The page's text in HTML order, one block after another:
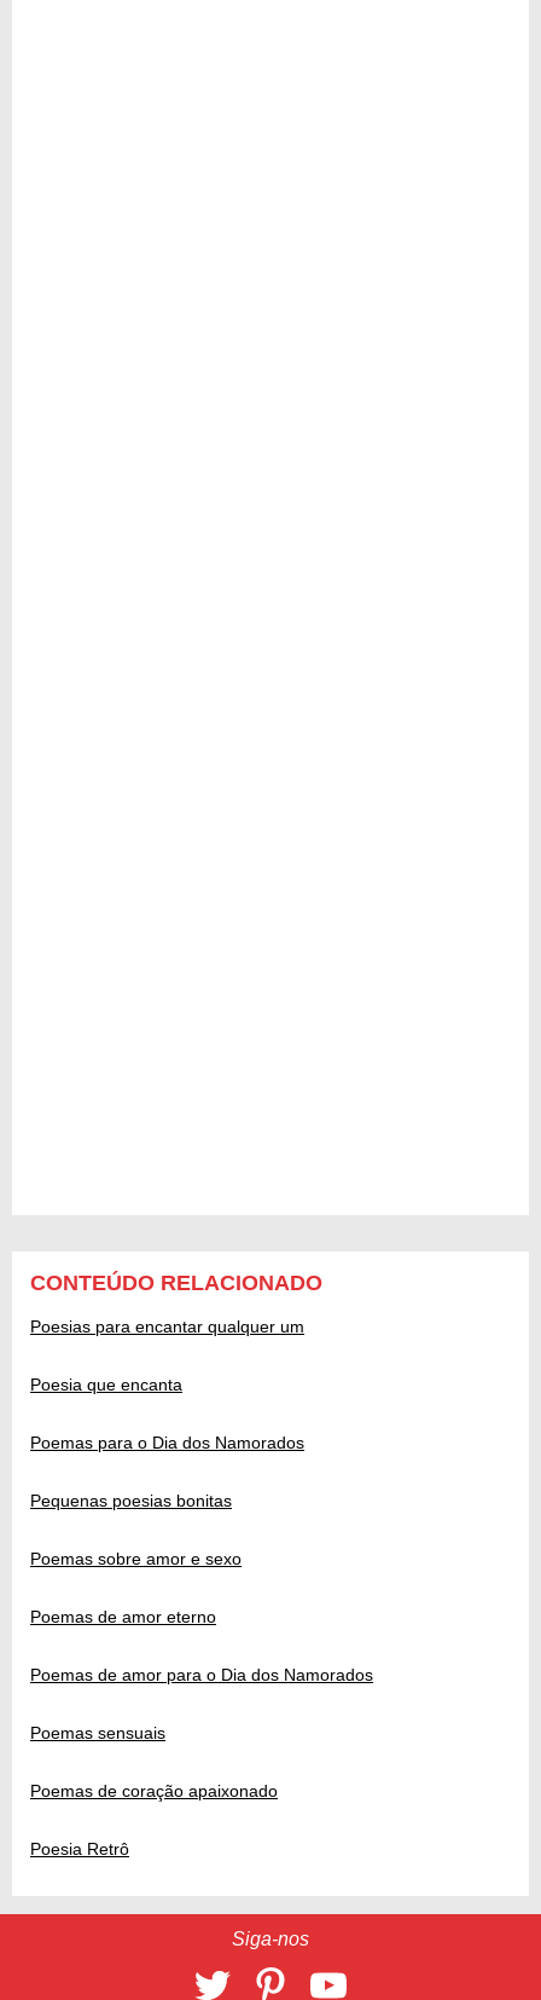
CONTEÚDO RELACIONADO
Poesias para encantar qualquer um
Poesia que encanta
Poemas para o Dia dos Namorados
Pequenas poesias bonitas
Poemas sobre amor e sexo
Poemas de amor eterno
Poemas de amor para o Dia dos Namorados
Poemas sensuais
Poemas de coração apaixonado
Poesia Retrô
Siga-nos